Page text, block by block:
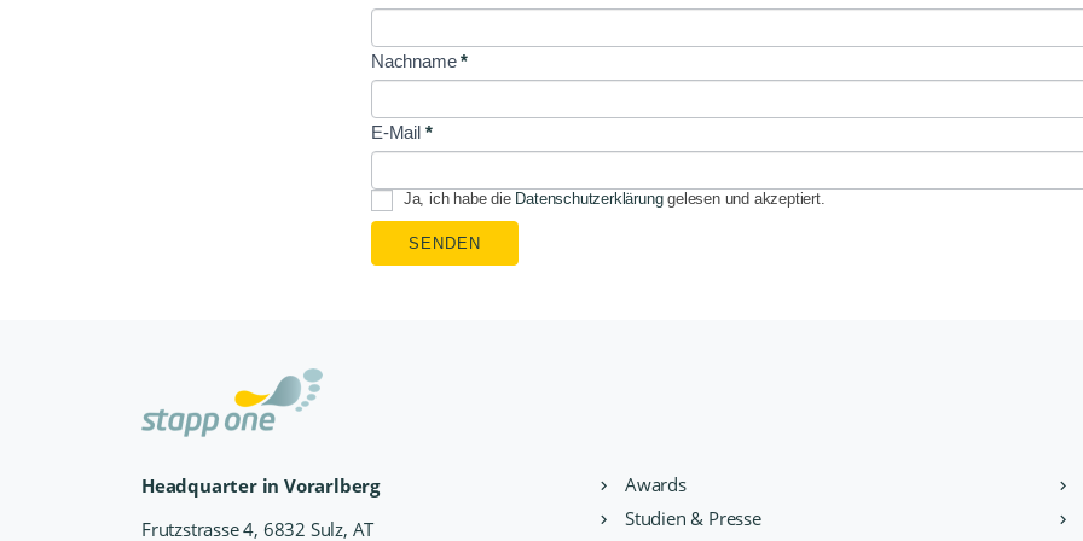
Signup
Nachname*
E-Mail *
Ja, ich habe die Datenschutzerklärunggelesen und akzeptiert.
SENDEN
Headquarter in Vorarlberg
Frutzstrasse 4, 6832 Sulz, AT
Awards
Studien & Presse